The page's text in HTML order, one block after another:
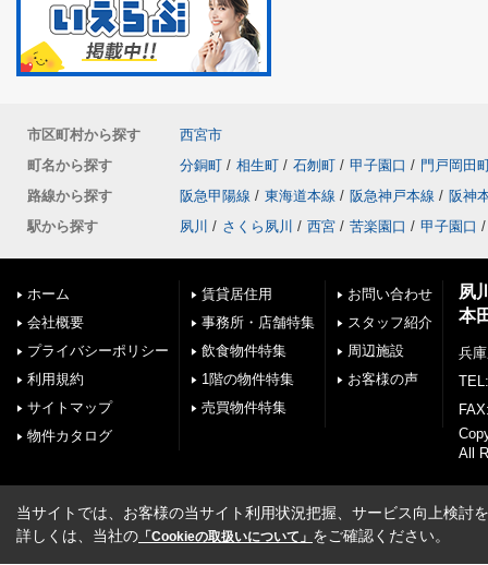
市区町村から探す
西宮市
町名から探す
分銅町 / 相生町 / 石刎町 / 甲子園口 / 門戸岡田
路線から探す
阪急甲陽線 / 東海道本線 / 阪急神戸本線 / 阪神
駅から探す
夙川 / さくら夙川 / 西宮 / 苦楽園口 / 甲子園口 /
ホーム
会社概要
プライバシーポリシー
利用規約
サイトマップ
物件カタログ
賃貸居住用
事務所・店舗特集
飲食物件特集
1階の物件特集
売買物件特集
お問い合わせ
スタッフ紹介
周辺施設
お客様の声
夙
本
兵
All
当サイトでは、お客様の当サイト利用状況把握、サービス向上検討
詳しくは、当社の 「Cookieの取扱いについて」 をご確認ください。